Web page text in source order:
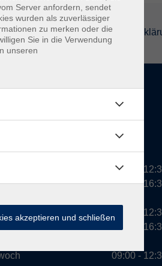
09:00 -
13:00 -
10:00 -
13:00 -
09:00 -
Server anfordern, sendet
wurden als zuverlässiger
zu merken oder die
Sie in die Verwendung
unseren
akzeptieren und schließen